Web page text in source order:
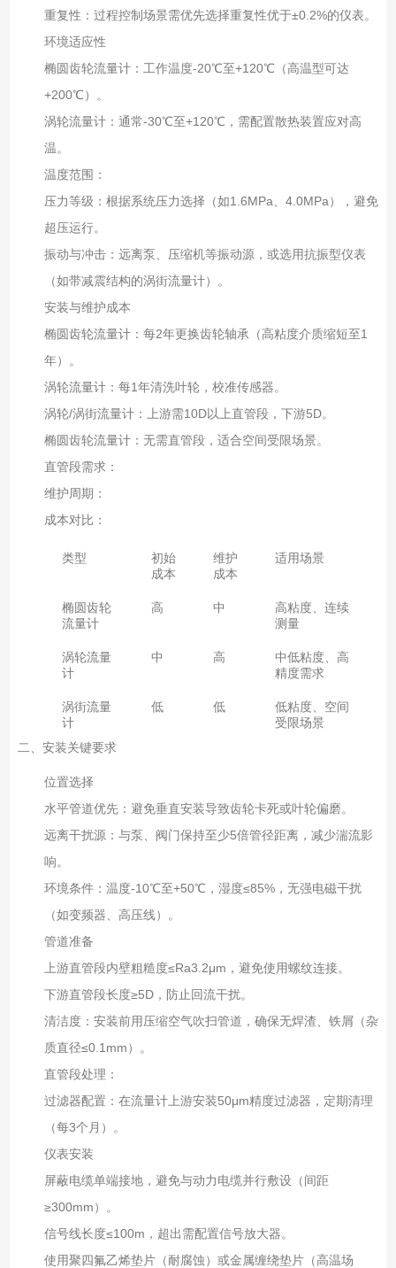
重复性：过程控制场景需优先选择重复性优于±0.2%的仪表。
环境适应性
椭圆齿轮流量计：工作温度-20℃至+120℃（高温型可达
+200℃）。
涡轮流量计：通常-30℃至+120℃，需配置散热装置应对高
温。
温度范围：
压力等级：根据系统压力选择（如1.6MPa、4.0MPa），避免
超压运行。
振动与冲击：远离泵、压缩机等振动源，或选用抗振型仪表
（如带减震结构的涡街流量计）。
安装与维护成本
椭圆齿轮流量计：每2年更换齿轮轴承（高粘度介质缩短至1
年）。
涡轮流量计：每1年清洗叶轮，校准传感器。
涡轮/涡街流量计：上游需10D以上直管段，下游5D。
椭圆齿轮流量计：无需直管段，适合空间受限场景。
直管段需求：
维护周期：
成本对比：
类型
初始
成本
维护
成本
适用场景
椭圆齿轮
流量计
高 中
高粘度、连续
测量
涡轮流量
计
中 高
中低粘度、高
精度需求
涡街流量
计
低 低
低粘度、空间
受限场景
二、安装关键要求
位置选择
水平管道优先：避免垂直安装导致齿轮卡死或叶轮偏磨。
远离干扰源：与泵、阀门保持至少5倍管径距离，减少湍流影
响。
环境条件：温度-10℃至+50℃，湿度≤85%，无强电磁干扰
（如变频器、高压线）。
管道准备
上游直管段内壁粗糙度≤Ra3.2μm，避免使用螺纹连接。
下游直管段长度≥5D，防止回流干扰。
清洁度：安装前用压缩空气吹扫管道，确保无焊渣、铁屑（杂
质直径≤0.1mm）。
直管段处理：
过滤器配置：在流量计上游安装50μm精度过滤器，定期清理
（每3个月）。
仪表安装
屏蔽电缆单端接地，避免与动力电缆并行敷设（间距
≥300mm）。
信号线长度≤100m，超出需配置信号放大器。
使用聚四氟乙烯垫片（耐腐蚀）或金属缠绕垫片（高温场